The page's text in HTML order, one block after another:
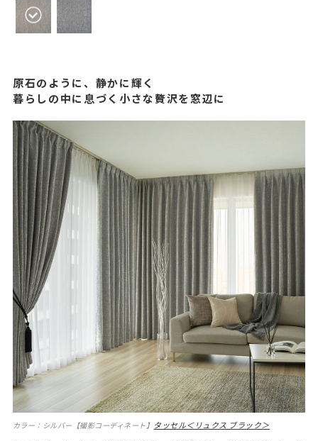
原石のように、静かに輝く
暮らしの中に息づく小さな贅沢を窓辺に
カラー：シルバー【撮影コーディネート】 タッセル＜リュクス ブラック＞